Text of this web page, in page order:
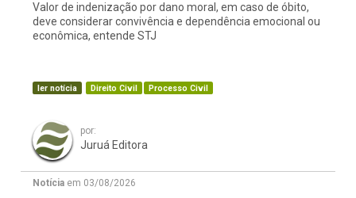
Valor de indenização por dano moral, em caso de óbito,
deve considerar convivência e dependência emocional ou
econômica, entende STJ
ler notícia Direito Civil Processo Civil
por:
Juruá Editora
Notícia em 03/08/2026